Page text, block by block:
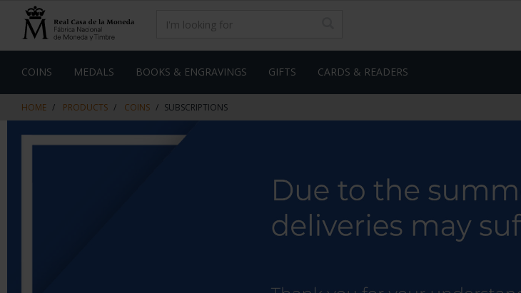
content
navigation
menu
COINS MEDALS BOOKS & ENGRAVINGS GIFTS CARDS & READERS
HOME PRODUCTS COINS SUBSCRIPTIONS